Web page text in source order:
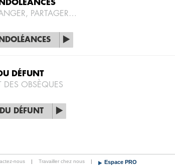
PARTAGER…
DÉFUNT
DES OBSÈQUES
DÉFUNT
nous | Travailler chez nous | Espace PRO